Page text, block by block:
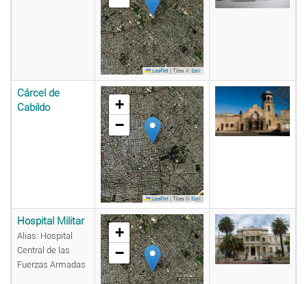
Leaflet |Tiles © Esri
Cárcel de
Cabildo
+
−
Leaflet |Tiles © Esri
Hospital Militar
Alias: Hospital
Central de las
Fuerzas Armadas
+
−